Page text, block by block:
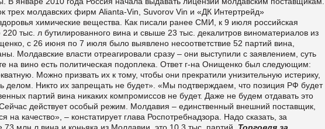
трех молдавских фирм Alianta-Vin, Suvorov Vin и «ДК Интертрейд»
химические вещества. Как писали ранее СМИ, к 9 июля российская
тыс. л бутилированного вина и свыше 23 тыс. декалитров виноматериалов из
с 26 июня по 7 июля было выявлено несоответствие 52 партий вина,
Молдавские власти отреагировали сразу – они выступили с заявлением, суть
на вино есть политическая подоплека. Ответ г-на Онищенко был следующим:
Можно призвать их к тому, чтобы они прекратили унизительную истерику,
делом. Никто их запрещать не будет». «Мы подтверждаем, что позиция РФ будет
партий вина никаких компромиссов не будет. Даже не будем отдавать это
действует особый режим. Молдавия – единственный внешний поставщик,
на качество», – констатирует глава Роспотребнадзора. Надо сказать, за